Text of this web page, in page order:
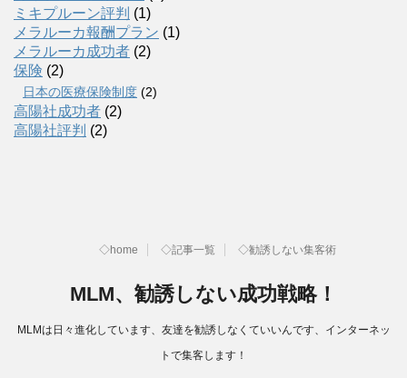
ミキプルーン評判 (1)
メラルーカ報酬プラン (1)
メラルーカ成功者 (2)
保険 (2)
日本の医療保険制度 (2)
高陽社成功者 (2)
高陽社評判 (2)
◇home ◇記事一覧 ◇勧誘しない集客術
MLM、勧誘しない成功戦略！
MLMは日々進化しています、友達を勧誘しなくていいんです、インターネッ
トで集客します！